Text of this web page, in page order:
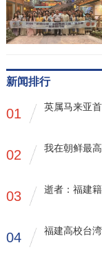
新闻排行
01 英属马来亚
02 我在朝鲜最
03 逝者：福建
04 福建高校台